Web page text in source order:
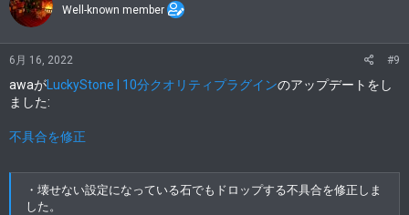
Well-known member
6月 16, 2022 #9
awaが LuckyStone | 10分クオリティプラグインのアップデートをし
ました:
不具合を修正
・壊せない設定になっている石でもドロップする不具合を修正しま
した。